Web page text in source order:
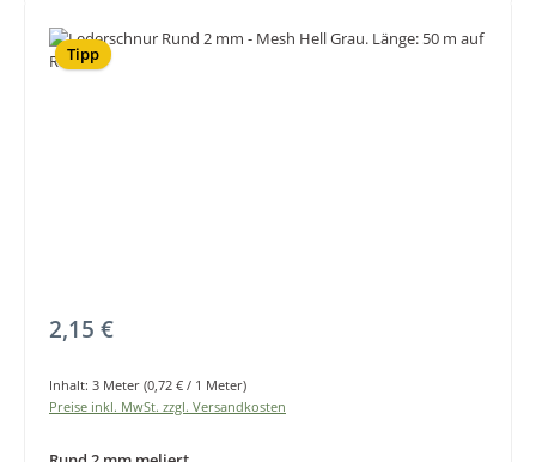
Bildergalerie überspringen
Tipp
Regulärer Preis:
2,15 €
Inhalt: 3 Meter (0,72 € / 1 Meter)
Preise inkl. MwSt. zzgl. Versandkosten